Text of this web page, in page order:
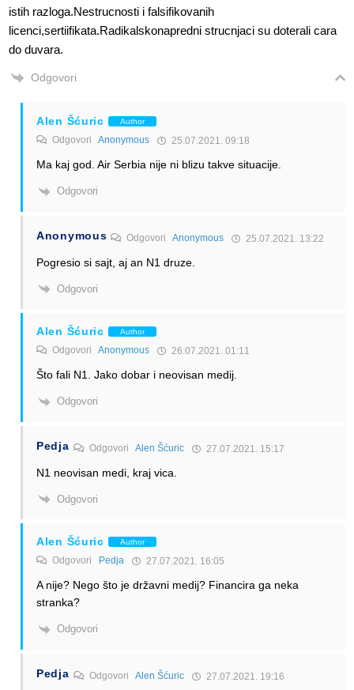
istih razloga.Nestrucnosti i falsifikovanih
licenci,sertiifikata.Radikalskonapredni strucnjaci su doterali cara
do duvara.
Odgovori
Alen Šćuric Author
Odgovori Anonymous 25.07.2021. 09:18
Ma kaj god. Air Serbia nije ni blizu takve situacije.
Odgovori
Anonymous OdgovoriAnonymous 25.07.2021. 13:22
Pogresio si sajt, aj an N1 druze.
Odgovori
Alen Šćuric Author
Odgovori Anonymous 26.07.2021. 01:11
Što fali N1. Jako dobar i neovisan medij.
Odgovori
Pedja Odgovori Alen Šćuric 27.07.2021. 15:17
N1 neovisan medi, kraj vica.
Odgovori
Alen Šćuric Author
Odgovori Pedja 27.07.2021. 16:05
A nije? Nego što je državni medij? Financira ga neka
stranka?
Odgovori
Pedja Odgovori Alen Šćuric 27.07.2021. 19:16